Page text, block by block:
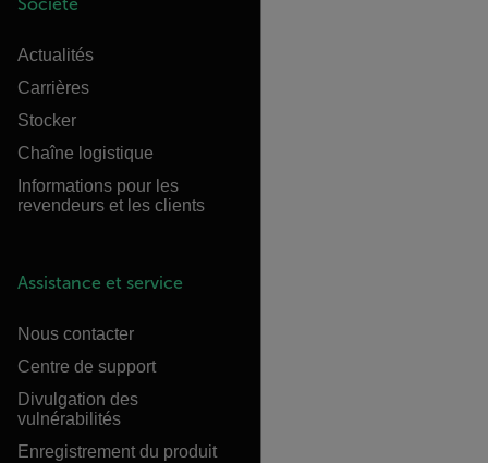
Société
Actualités
Carrières
Stocker
Chaîne logistique
Informations pour les
revendeurs et les clients
Assistance et service
Nous contacter
Centre de support
Divulgation des
vulnérabilités
Enregistrement du produit